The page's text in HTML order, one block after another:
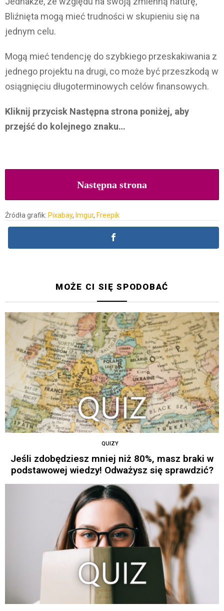
Bliźnięta mogą mieć trudności w skupieniu się na
jednym celu.
Mogą mieć tendencję do szybkiego przeskakiwania z
jednego projektu na drugi, co może być przeszkodą w
osiągnięciu długoterminowych celów finansowych.
Kliknij przycisk Następna strona poniżej, aby
przejść do kolejnego znaku…
Następna strona
Źródła grafik: Pixabay, Imgur, Freepik
MOŻE CI SIĘ SPODOBAĆ
QUIZY
Jeśli zdobędziesz mniej niż 80%, masz braki w
podstawowej wiedzy! Odważysz się sprawdzić?